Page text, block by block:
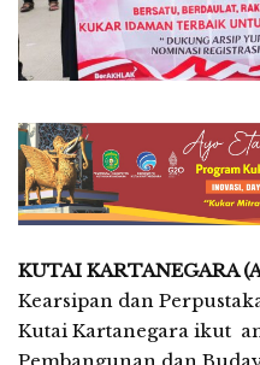
KUTAI KARTANEGARA
Kearsipan dan
Kutai Kartanegara ikut